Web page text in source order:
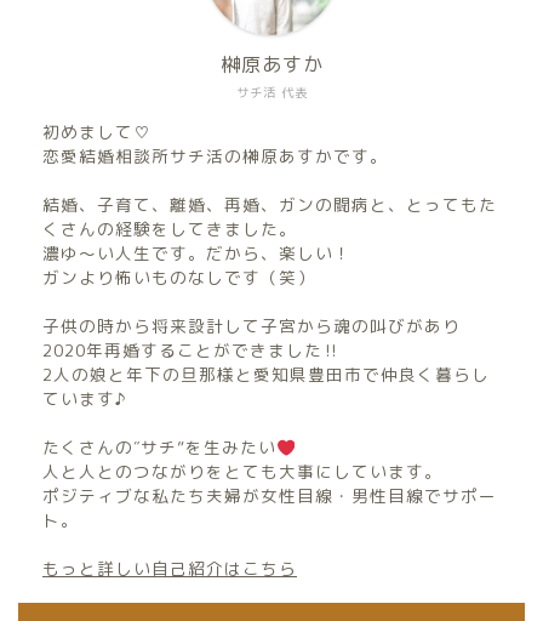
サチ活 代表
榊原あすか
初めまして♡
恋愛結婚相談所サチ活の榊原あすかです。
結婚、子育て、離婚、再婚、ガンの闘病と、とってもた
くさんの経験をしてきました。
濃ゆ〜い人生です。だから、楽しい！
ガンより怖いものなしです（笑）
子供の時から将来設計して子宮から魂の叫びがあり
2020年再婚することができました‼︎
2人の娘と年下の旦那様と愛知県豊田市で仲良く暮らし
ています♪
たくさんの″サチ”を生みたい
人と人とのつながりをとても大事にしています。
ポジティブな私たち夫婦が女性目線・男性目線でサポー
ト。
もっと詳しい自己紹介はこちら